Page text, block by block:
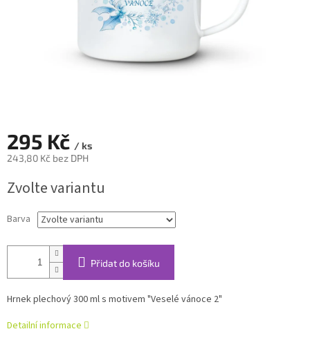
295 Kč / ks
243,80 Kč bez DPH
cena:
Zvolte variantu
Barva
Přidat do košíku
Hrnek plechový 300 ml s motivem "Veselé vánoce 2"
Detailní informace